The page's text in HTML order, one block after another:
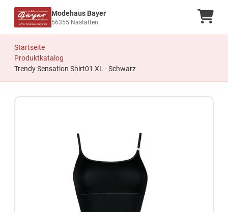
Modehaus Bayer
56355 Nastätten
Startseite
Produktkatalog
Trendy Sensation Shirt01 XL - Schwarz